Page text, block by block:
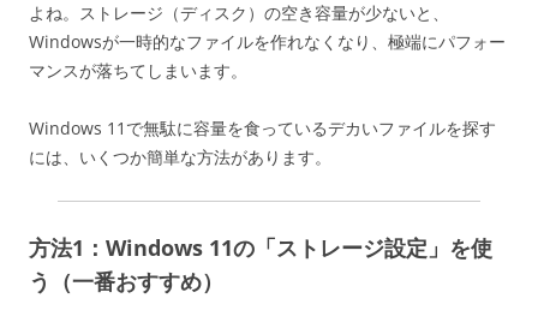
よね。ストレージ（ディスク）の空き容量が少ないと、
Windowsが一時的なファイルを作れなくなり、極端にパフォー
マンスが落ちてしまいます。
Windows 11で無駄に容量を食っているデカいファイルを探す
には、いくつか簡単な方法があります。
方法1：Windows 11の「ストレージ設定」を使
う（一番おすすめ）